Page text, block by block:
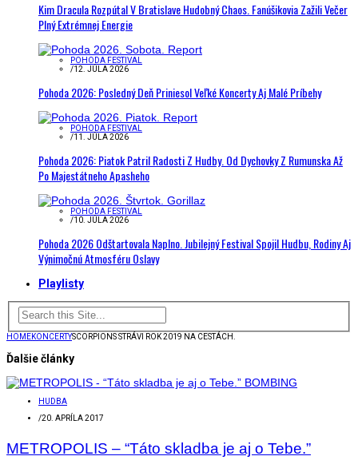
Kim Dracula Rozpútal V Bratislave Hudobný Chaos. Fanúšikovia Zažili Večer
Plný Extrémnej Energie
POHODA FESTIVAL
/12. JÚLA 2026
Pohoda 2026: Posledný Deň Priniesol Veľké Koncerty Aj Malé Príbehy
POHODA FESTIVAL
/11. JÚLA 2026
Pohoda 2026: Piatok Patril Radosti Z Hudby. Od Dychovky Z Rumunska Až
Po Majestátneho Apasheho
POHODA FESTIVAL
/10. JÚLA 2026
Pohoda 2026 Odštartovala Naplno. Jubilejný Festival Spojil Hudbu, Rodiny Aj
Výnimočnú Atmosféru Oslavy
Playlisty
HOMEKONCERTYSCORPIONS STRÁVI ROK 2019 NA CESTÁCH.
Ďalšie články
HUDBA
/20. APRÍLA 2017
METROPOLIS – “Táto skladba je aj o Tebe.”